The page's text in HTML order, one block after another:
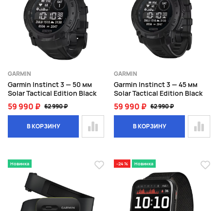
GARMIN
Garmin Instinct 3 — 50 мм
Solar Tactical Edition Black
59 990 ₽ 62 990 ₽
В КОРЗИНУ
GARMIN
Garmin Instinct 3 — 45 мм
Solar Tactical Edition Black
59 990 ₽ 62 990 ₽
В КОРЗИНУ
Новинка -24 % Новинка